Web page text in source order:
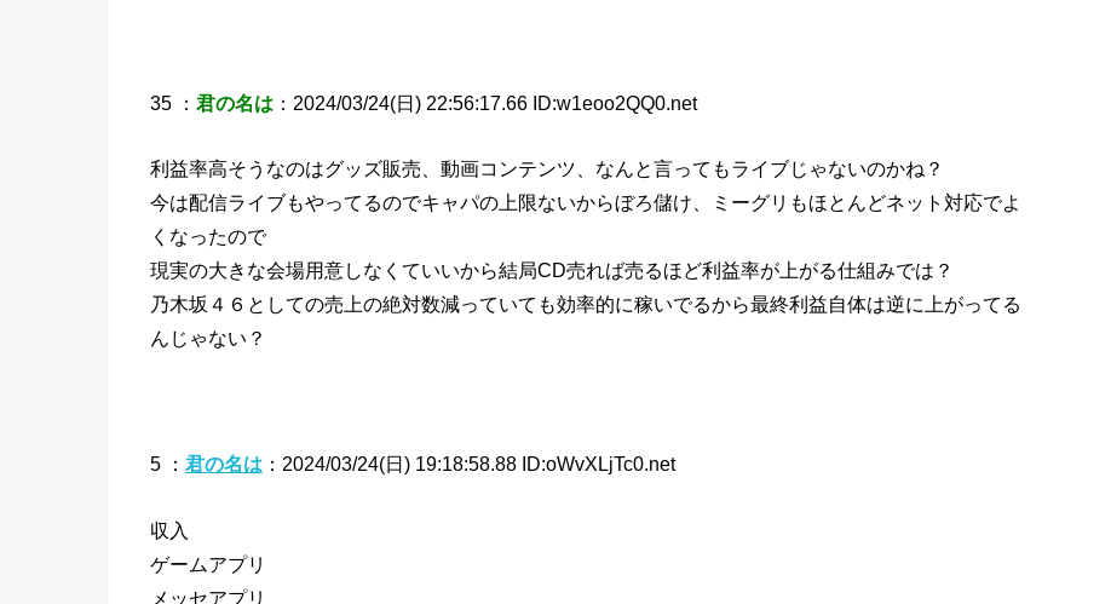
35 ： 君の名は ：2024/03/24(日) 22:56:17.66 ID:w1eoo2QQ0.net
利益率高そうなのはグッズ販売、動画コンテンツ、なんと言ってもライブじゃないのかね？
今は配信ライブもやってるのでキャパの上限ないからぼろ儲け、ミーグリもほとんどネット対応でよ
くなったので
現実の大きな会場用意しなくていいから結局CD売れば売るほど利益率が上がる仕組みでは？
乃木坂４６としての売上の絶対数減っていても効率的に稼いでるから最終利益自体は逆に上がってる
んじゃない？
5 ： 君の名は ：2024/03/24(日) 19:18:58.88 ID:oWvXLjTc0.net
収入
ゲームアプリ
メッセアプリ